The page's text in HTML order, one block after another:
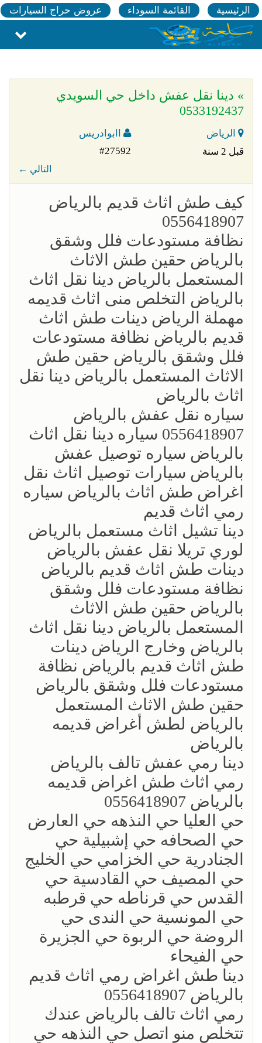
الرئيسية القائمة السوداء عروض حراج السيارات
» دينا نقل عفش داخل حي السويدي
0533192437
الرياض
اابوادريس
قبل 2 سنة
#27592
← التالي
‏كيف طش اثاث قديم بالرياض
0556418907
نظافة مستودعات فلل وشقق
بالرياض حقين طش الاثاث
المستعمل بالرياض دينا نقل اثاث
بالرياض التخلص منى اثاث قديمه
مهملة الرياض دينات طش اثاث
قديم بالرياض نظافة مستودعات
فلل وشقق بالرياض حقين طش
الاثاث المستعمل بالرياض دينا نقل
اثاث بالرياض
‏سياره نقل عفش بالرياض
0556418907 سياره دينا نقل اثاث
بالرياض سياره توصيل عفش
بالرياض سيارات توصيل اثاث نقل
اغراض طش اثاث بالرياض سياره
رمي اثاث قديم
‏دينا تشيل اثاث مستعمل بالرياض
لوري تريلا نقل عفش بالرياض
دينات طش اثاث قديم بالرياض
نظافة مستودعات فلل وشقق
بالرياض حقين طش الاثاث
المستعمل بالرياض دينا نقل اثاث
بالرياض وخارج الرياض دينات
طش اثاث قديم بالرياض نظافة
مستودعات فلل وشقق بالرياض
حقين طش الاثاث المستعمل
بالرياض لطش أغراض قديمه
بالرياض
‏دينا رمي عفش تالف بالرياض
رمي اثاث طش اغراض قديمه
بالرياض 0556418907
حي العليا حي النذهه حي العارض
حي الصحافه حي إشبيلية حي
الجنادرية حي الخزامي حي الخليج
حي المصيف حي القادسية حي
القدس حي قرناطه حي قرطبه
حي المونسية حي الندى حي
الروضة حي الربوة حي الجزيرة
حي الفيحاء
‏دينا طش اغراض رمي اثاث قديم
بالرياض 0556418907
رمي اثاث تالف بالرياض عندك
تتخلص منو اتصل حي النذهه حي